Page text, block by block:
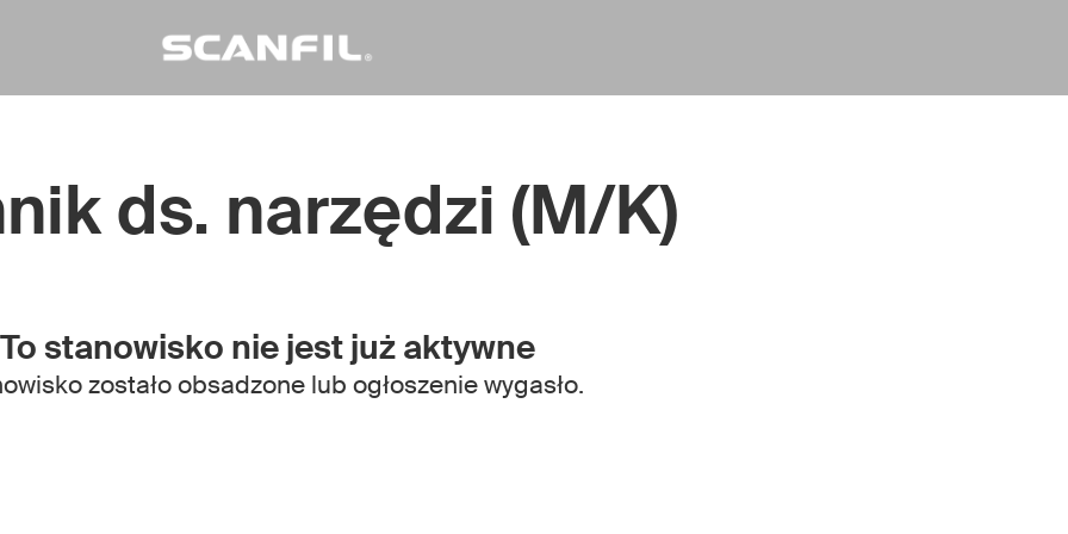
ds. narzędzi (M/K)
To stanowisko nie jest już aktywne
zostało obsadzone lub ogłoszenie wygasło.